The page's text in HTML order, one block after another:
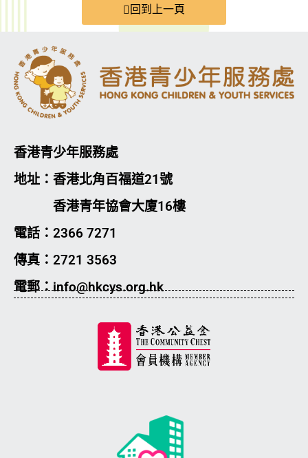
回到上一頁
香港青少年服務處
地址：香港北角百福道21號
香港青年協會大廈16樓
電話：2366 7271
傳真：2721 3563
電郵：info@hkcys.org.hk